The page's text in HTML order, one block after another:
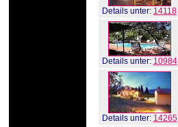
Details unter: 14118
Details unter: 10984
Details unter: 14265